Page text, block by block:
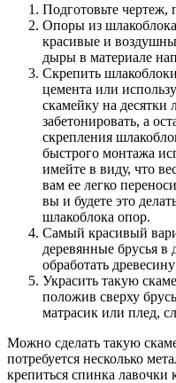
Подготовьте
Опоры из шлакоблока
красивые и
дыры в материале
Скрепить
цемента или
скамейку на
забетонировать, а
скрепления
быстрого монтажа
имейте в виду, что
вам ее легко
вы и будете это
шлакоблока опор.
Самый красивый
деревянные брусья в
обработать
Украсить такую
положив сверху
матрасик или плед,
Можно сделать такую
потребуется несколько
крепиться спинка лавочки